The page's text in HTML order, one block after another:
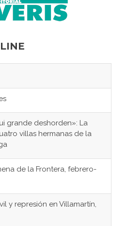
grande deshorden»: La
villas hermanas de la
de la Frontera, febrero-
y represión en Villamartín,